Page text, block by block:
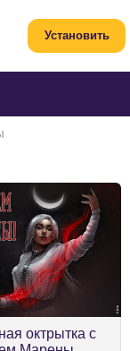
октрытка с
Установить